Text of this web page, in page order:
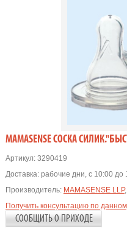
MAMASENSE СОСКА
Артикул:3290419
Доставка: рабочие дни, с 10:00 до
Производитель: MAMASENSE LLP
Получить консультацию по
СООБЩИТЬ О ПРИХОДЕ